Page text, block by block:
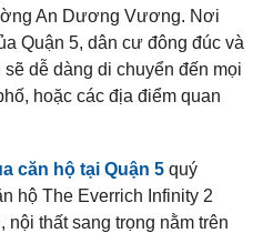
An Dương Vương. Nơi
Quận 5, dân cư đông đúc và
dễ dàng di chuyển đến mọi
hoặc các địa điểm quan
căn hộ tại Quận 5 quý
hộ The Everrich Infinity 2
nội thất sang trọng nằm trên